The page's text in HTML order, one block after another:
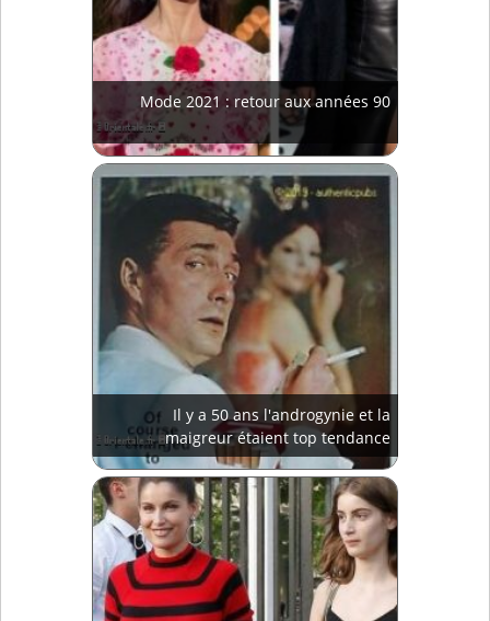
Mode 2021 : retour aux années 90
Il y a 50 ans l'androgynie et la
maigreur étaient top tendance